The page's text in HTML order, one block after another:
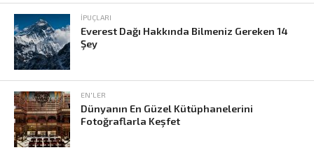
İPUÇLARI
Everest Dağı Hakkında Bilmeniz Gereken 14
Şey
EN'LER
Dünyanın En Güzel Kütüphanelerini
Fotoğraflarla Keşfet